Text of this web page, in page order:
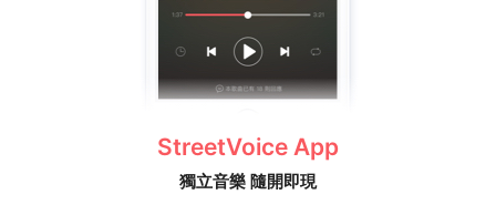
StreetVoice App
獨立音樂 隨開即現